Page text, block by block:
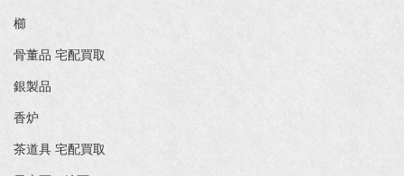
櫛
骨董品 宅配買取
銀製品
香炉
茶道具 宅配買取